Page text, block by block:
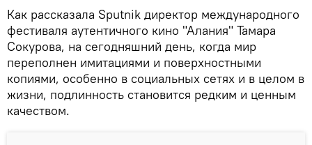
Как рассказала Sputnik директор международного
фестиваля аутентичного кино "Алания" Тамара
Сокурова, на сегодняшний день, когда мир
переполнен имитациями и поверхностными
копиями, особенно в социальных сетях и в целом в
жизни, подлинность становится редким и ценным
качеством.